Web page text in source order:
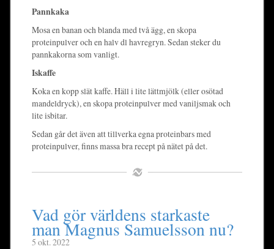
Pannkaka
Mosa en banan och blanda med två ägg, en skopa
proteinpulver och en halv dl havregryn. Sedan steker du
pannkakorna som vanligt.
Iskaffe
Koka en kopp slät kaffe. Häll i lite lättmjölk (eller osötad
mandeldryck), en skopa proteinpulver med vaniljsmak och
lite isbitar.
Sedan går det även att tillverka egna proteinbars med
proteinpulver, finns massa bra recept på nätet på det.
Vad gör världens starkaste
man Magnus Samuelsson nu?
5 okt. 2022